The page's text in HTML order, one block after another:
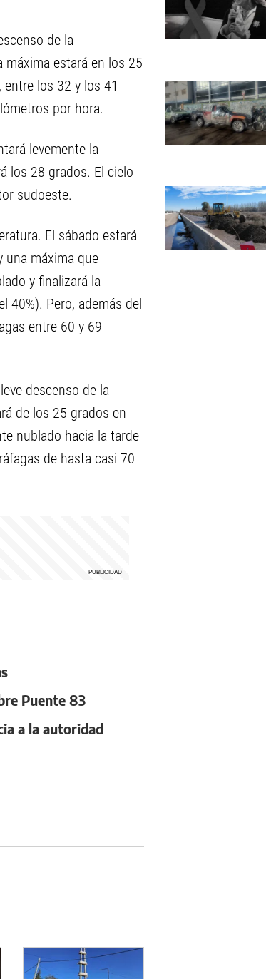
de la
estará en los 25
los 32 y los 41
por hora.
levemente la
los 28 grados. El cielo
sudoeste.
El sábado estará
una máxima que
y finalizará la
40%). Pero, además del
entre 60 y 69
descenso de la
de los 25 grados en
nublado hacia la tarde-
de hasta casi 70
Puente 83
a la autoridad